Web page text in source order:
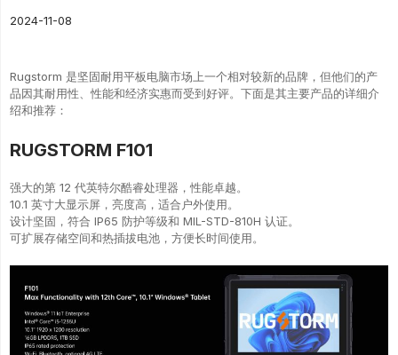
2024-11-08
Rugstorm 是坚固耐用平板电脑市场上一个相对较新的品牌，但他们的产
品因其耐用性、性能和经济实惠而受到好评。下面是其主要产品的详细介
绍和推荐：
RUGSTORM F101
强大的第 12 代英特尔酷睿处理器，性能卓越。
10.1 英寸大显示屏，亮度高，适合户外使用。
设计坚固，符合 IP65 防护等级和 MIL-STD-810H 认证。
可扩展存储空间和热插拔电池，方便长时间使用。